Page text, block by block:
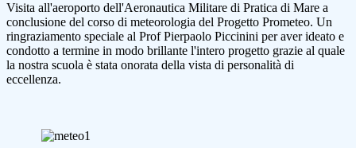
Visita all'aeroporto dell'Aeronautica Militare di Pratica di Mare a
conclusione del corso di meteorologia del Progetto Prometeo. Un
ringraziamento speciale al Prof Pierpaolo Piccinini per aver ideato e
condotto a termine in modo brillante l'intero progetto grazie al quale
la nostra scuola è stata onorata della vista di personalità di
eccellenza.